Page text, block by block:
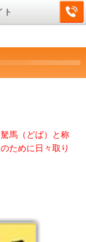
ト
馬（どば）と称
ために日々取り